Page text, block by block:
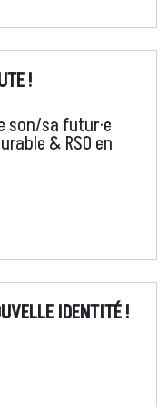
!
son/sa futur·e
& RSO en
IDENTITÉ !